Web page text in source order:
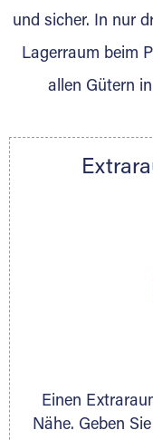
Gewinnung
Nachricht.
Telefon:+49
DMG
www.dmg-
und sicher. In nur
Lagerraum beim
allen Gütern
Einen
Nähe. Geben